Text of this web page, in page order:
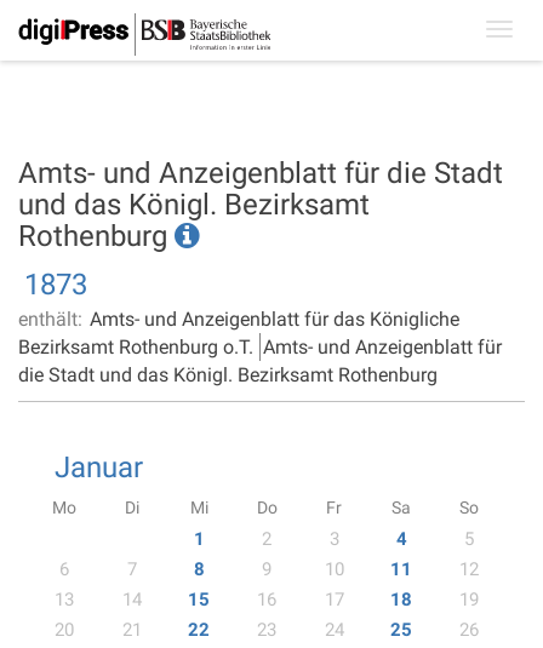
Amts- und Anzeigenblatt für die Stadt
und das Königl. Bezirksamt
Rothenburg
1873
enthält: Amts- und Anzeigenblatt für das Königliche
Bezirksamt Rothenburg o.T. Amts- und Anzeigenblatt für
die Stadt und das Königl. Bezirksamt Rothenburg
Januar
Mo Di Mi Do Fr Sa So
1 2 3 4
5
6
7 8 9 10 11
12
13
14 15 16 17 18
19
20
21 22 23 24 25
26